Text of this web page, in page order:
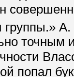
точным
попал